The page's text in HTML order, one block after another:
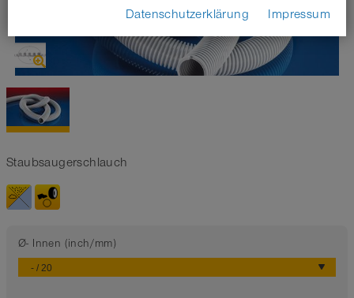
Staubsaugerschlauch
Ø- Innen (inch/mm)
Datenschutzerklärung
Impressum